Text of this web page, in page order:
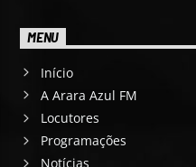
MENU
Início
A Arara Azul FM
Locutores
Programações
Notícias